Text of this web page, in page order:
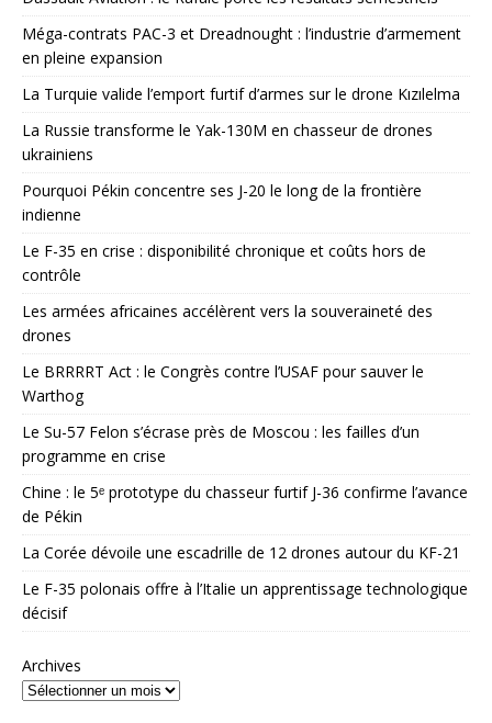
Méga-contrats PAC-3 et Dreadnought : l’industrie d’armement
en pleine expansion
La Turquie valide l’emport furtif d’armes sur le drone Kızılelma
La Russie transforme le Yak-130M en chasseur de drones
ukrainiens
Pourquoi Pékin concentre ses J-20 le long de la frontière
indienne
Le F-35 en crise : disponibilité chronique et coûts hors de
contrôle
Les armées africaines accélèrent vers la souveraineté des
drones
Le BRRRRT Act : le Congrès contre l’USAF pour sauver le
Warthog
Le Su-57 Felon s’écrase près de Moscou : les failles d’un
programme en crise
Chine : le 5ᵉ prototype du chasseur furtif J-36 confirme l’avance
de Pékin
La Corée dévoile une escadrille de 12 drones autour du KF-21
Le F-35 polonais offre à l’Italie un apprentissage technologique
décisif
Archives